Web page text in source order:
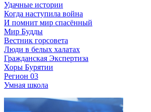
Удачные истории
Когда наступила война
И помнит мир спасённый
Мир Будды
Вестник горсовета
Люди в белых халатах
Гражданская Экспертиза
Хоры Бурятии
Регион 03
Умная школа